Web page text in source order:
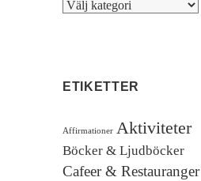
Kategorier
ETIKETTER
Affirmationer Aktiviteter
Böcker & Ljudböcker
Cafeer & Restauranger